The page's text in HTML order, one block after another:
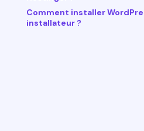
Comment installer
installateur ?